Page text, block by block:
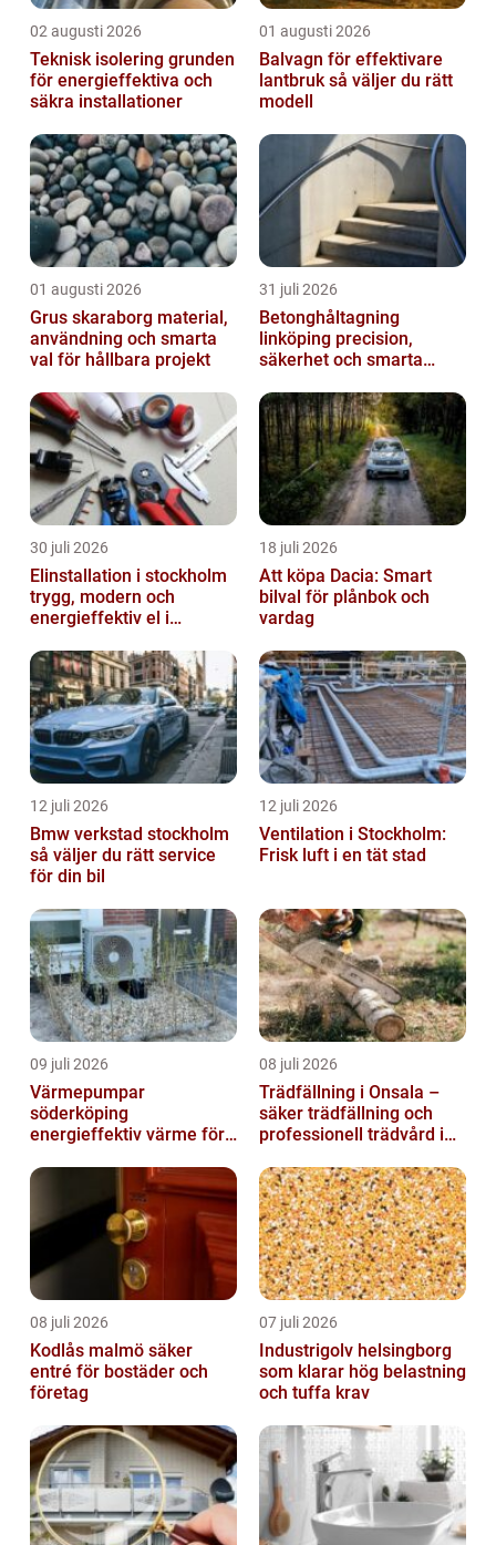
02 augusti 2026
Teknisk isolering grunden
för energieffektiva och
säkra installationer
01 augusti 2026
Balvagn för effektivare
lantbruk så väljer du rätt
modell
01 augusti 2026
Grus skaraborg material,
användning och smarta
val för hållbara projekt
31 juli 2026
Betonghåltagning
linköping precision,
säkerhet och smarta
30 juli 2026
Elinstallation i stockholm
trygg, modern och
energieffektiv el i
18 juli 2026
Att köpa Dacia: Smart
bilval för plånbok och
vardag
12 juli 2026
Bmw verkstad stockholm
så väljer du rätt service
för din bil
12 juli 2026
Ventilation i Stockholm:
Frisk luft i en tät stad
09 juli 2026
Värmepumpar
söderköping
energieffektiv värme för
08 juli 2026
Trädfällning i Onsala –
säker trädfällning och
professionell trädvård i
08 juli 2026
Kodlås malmö säker
entré för bostäder och
företag
07 juli 2026
Industrigolv helsingborg
som klarar hög belastning
och tuffa krav